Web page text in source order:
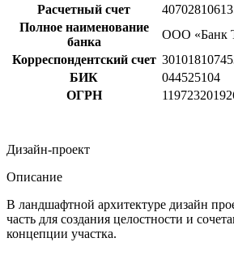
Расчетный счет
Полное наименование
банка
ООО «Банк
Корреспондентский счет
БИК
044525104
ОГРН
Дизайн-проект
Описание
В ландшафтной архитектуре дизайн
часть для создания целостности и
концепции участка.